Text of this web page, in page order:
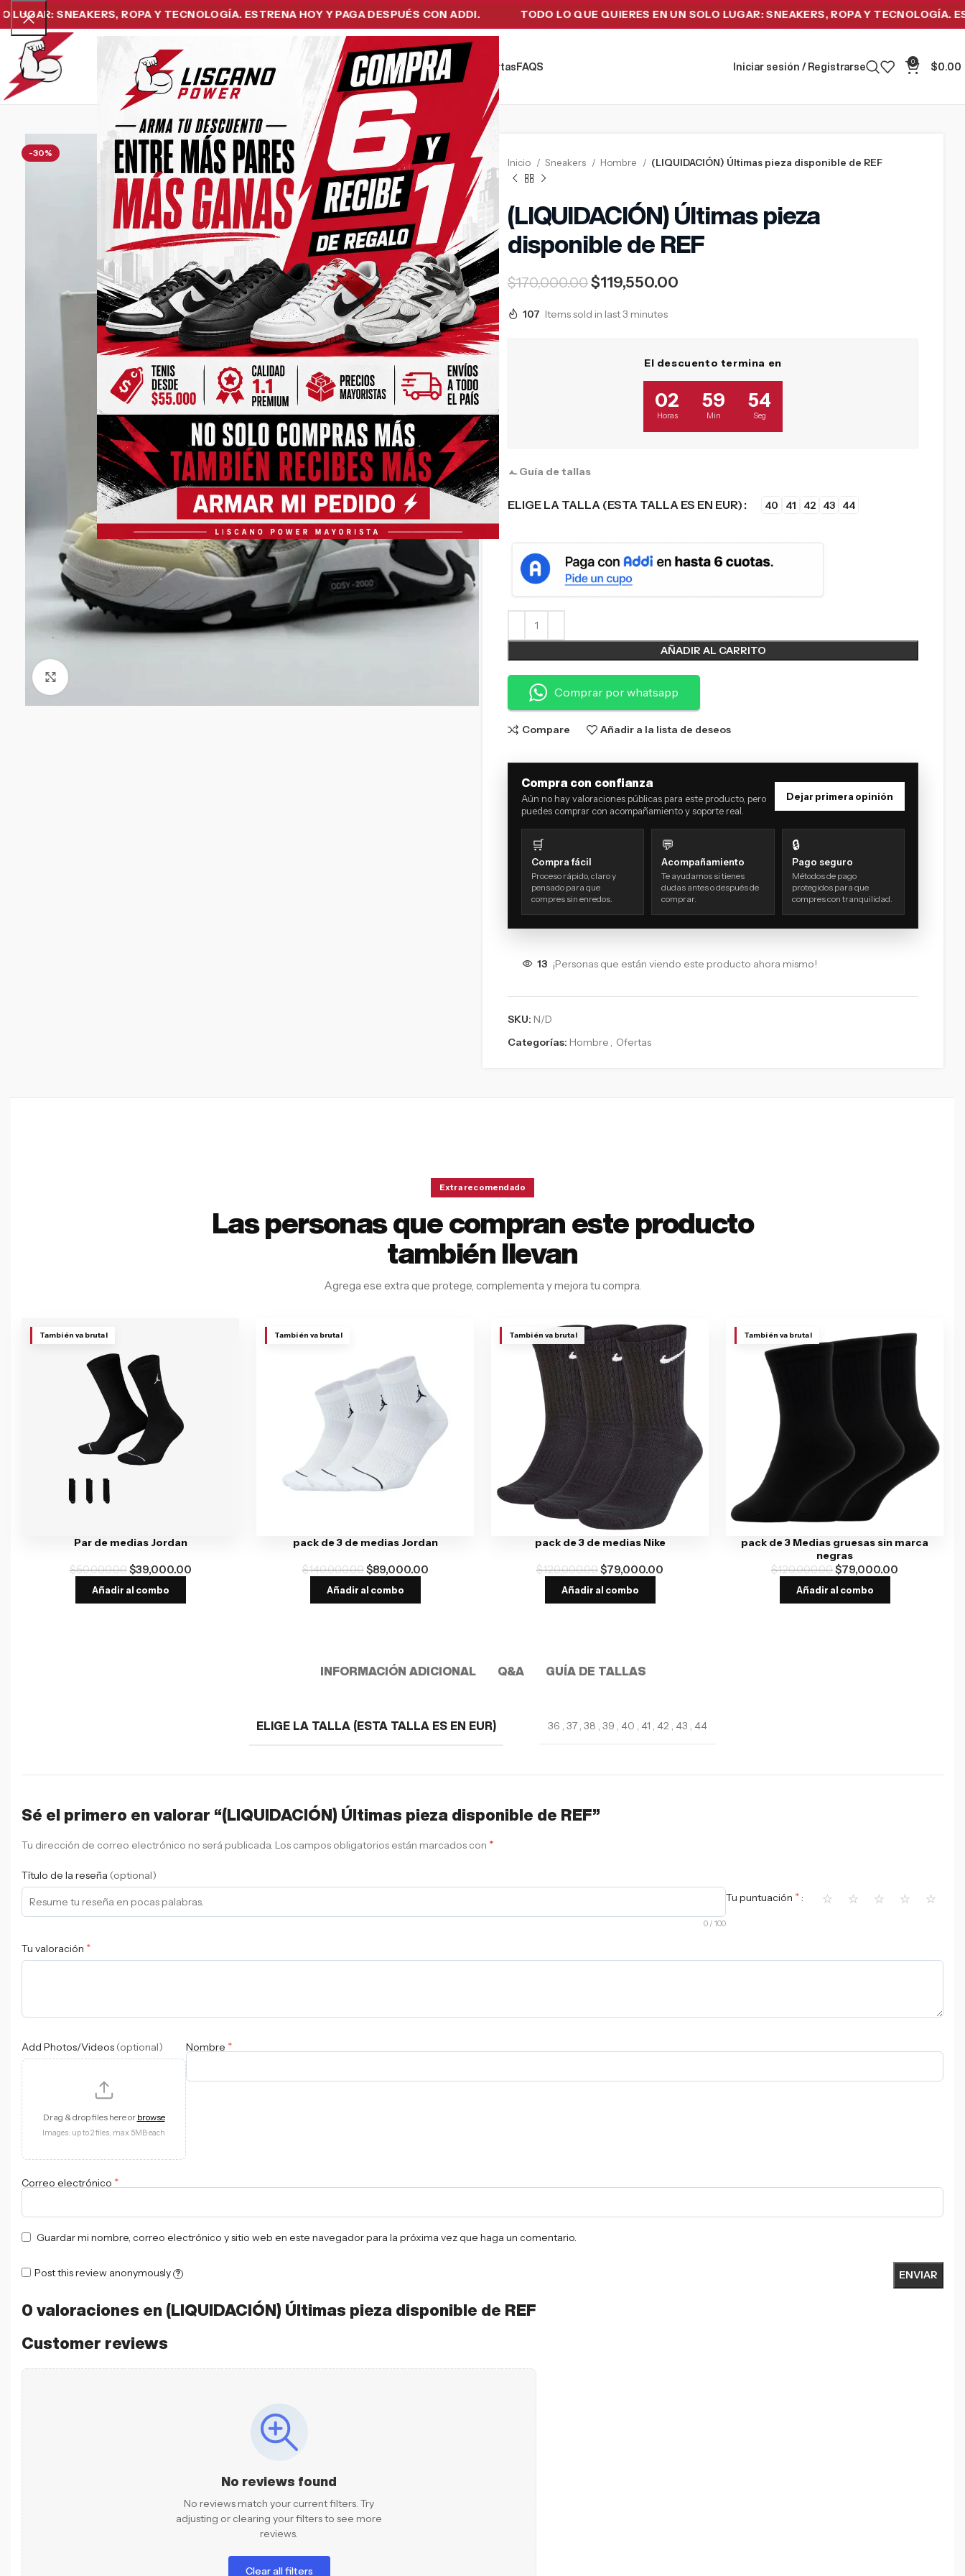
SNEAKERS, ROPA Y TECNOLOGÍA. ESTRENA HOY Y PAGA DESPUÉS CON ADDI. TODO LO QUE QUIERES EN UN SOLO LUGAR: SNEAKERS, ROPA Y TECNOLOGÍA.
Home SneakersTecnologíaRopa de Hombre Ofertas FAQ´S Iniciar sesión / Registrarse
0
$0.00
-30%
Inicio Sneakers Hombre (LIQUIDACIÓN) Últimas pieza disponible de REF
(LIQUIDACIÓN) Últimas pieza
disponible de REF
$170,000.00$119,550.00
107 Items sold in last 3 minutes
El descuento termina en
02
Horas
59
Min
53
Seg
Guía de tallas
ELIGE LA TALLA (ESTA TALLA ES EN EUR) 40 41 42 43 44
AÑADIR AL CARRITO
Comprar por whatsapp
Compare Añadir a la lista de deseos
Compra con confianza
Aún no hay valoraciones públicas para este producto, pero
puedes comprar con acompañamiento y soporte real.
Dejar primera opinión
🛒
Compra fácil
Proceso rápido, claro y
pensado para que
compres sin enredos.
💬
Acompañamiento
Te ayudamos si tienes
dudas antes o después de
comprar.
🔒
Pago seguro
Métodos de pago
protegidos para que
compres con tranquilidad.
13 ¡Personas que están viendo este producto ahora mismo!
SKU: N/D
Categorías: Hombre , Ofertas
Extra recomendado
Las personas que compran este producto
también llevan
Agrega ese extra que protege, complementa y mejora tu compra.
También va brutal
Par de medias Jordan
$50,000.00$39,000.00
Añadir al combo
También va brutal
pack de 3 de medias Jordan
$140,000.00$89,000.00
Añadir al combo
También va brutal
pack de 3 de medias Nike
$120,000.00$79,000.00
Añadir al combo
También va brutal
pack de 3 Medias gruesas sin marca
negras
$120,000.00$79,000.00
Añadir al combo
INFORMACIÓN ADICIONAL Q&A GUÍA DE TALLAS
ELIGE LA TALLA (ESTA TALLA ES EN EUR) 36 , 37 , 38 , 39 , 40 , 41 , 42 , 43 , 44
0 valoraciones en (LIQUIDACIÓN) Últimas pieza disponible de REF
Customer reviews
No reviews found
No reviews match your current filters. Try
adjusting or clearing your filters to see more
reviews.
Clear all filters
Sé el primero en valorar “(LIQUIDACIÓN) Últimas pieza disponible de REF”
Tu dirección de correo electrónico no será publicada. Los campos obligatorios están marcados con *
Título de la reseña (optional)
0 / 100
Tu puntuación * ⭐ ⭐ ⭐ ⭐ ⭐
Tu valoración *
Add Photos/Videos (optional)
Drag & drop files here or browse
Images: up to 2 files, max 5MB each
Nombre *
Correo electrónico *
Guardar mi nombre, correo electrónico y sitio web en este navegador para la próxima vez que haga un comentario.
Post this review anonymously ?